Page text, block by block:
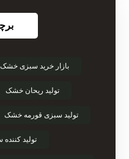
بازار خرید سبزی خشک
تولید ریحان خشک
تولید سبزی قورمه خشک
تولید